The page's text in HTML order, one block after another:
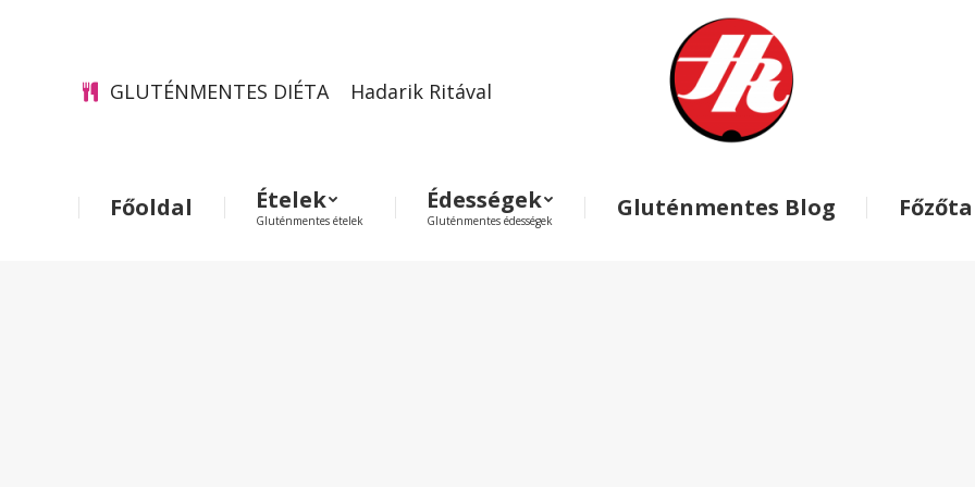
GLUTÉNMENTES DIÉTA Hadarik Ritával
Főoldal Ételek
Gluténmentes ételek
Édességek
Gluténmentes édességek Gluténmentes Blog